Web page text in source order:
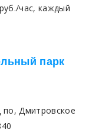
час, каждый
парк
Дмитровское